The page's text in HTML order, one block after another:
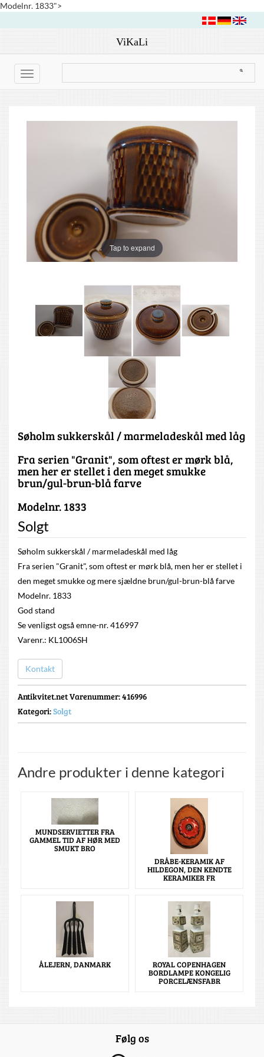
Modelnr. 1833">
ViKaLi
Toggle
navigation
Tap to expand
Søholm sukkerskål / marmeladeskål med låg
Fra serien "Granit", som oftest er mørk blå,
men her er stellet i den meget smukke
brun/gul-brun-blå farve
Modelnr. 1833
Solgt
Søholm sukkerskål / marmeladeskål med låg
Fra serien "Granit", som oftest er mørk blå, men her er stellet i
den meget smukke og mere sjældne brun/gul-brun-blå farve
Modelnr. 1833
God stand
Se venligst også emne-nr. 416997
Varenr.: KL1006SH
Kontakt
Antikvitet.net Varenummer: 416996
Kategori:Solgt
Andre produkter i denne kategori
MUNDSERVIETTER FRA
GAMMEL TID AF HØR MED
SMUKT BRO
DRÅBE-KERAMIK AF
HILDEGON, DEN KENDTE
KERAMIKER FR
ÅLEJERN, DANMARK ROYAL COPENHAGEN
BORDLAMPE KONGELIG
PORCELÆNSFABR
Følg os